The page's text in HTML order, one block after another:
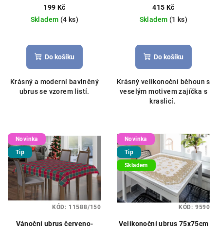
199 Kč
Skladem (4 ks)
Do košíku
Krásný a moderní bavlněný
ubrus se vzorem listí.
180cm , zelený
415 Kč
Skladem (1 ks)
Do košíku
Krásný velikonoční běhoun s
veselým motivem zajíčka s
kraslicí.
Novinka
Tip
Vánoční ubrus červeno-
KÓD: 11588/150
Novinka
Tip
Skladem
Velikonoční ubrus 75x75cm
KÓD: 9590